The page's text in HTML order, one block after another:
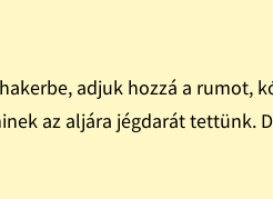
adjuk hozzá a rumot,
az aljára jégdarát tettünk.